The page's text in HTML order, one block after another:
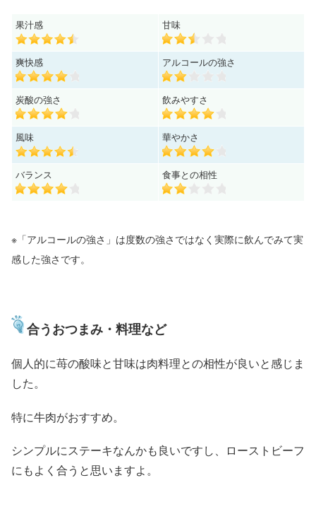
果汁感 甘味
爽快感 アルコールの強さ
炭酸の強さ 飲みやすさ
風味 華やかさ
バランス 食事との相性
※「アルコールの強さ」は度数の強さではなく実際に飲んでみて実
感した強さです。
合うおつまみ・料理など
個人的に苺の酸味と甘味は肉料理との相性が良いと感じま
した。
特に牛肉がおすすめ。
シンプルにステーキなんかも良いですし、ローストビーフ
にもよく合うと思いますよ。